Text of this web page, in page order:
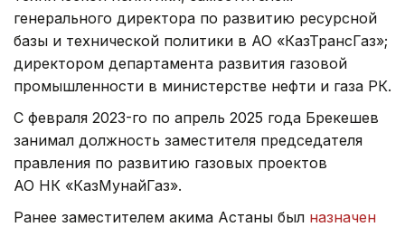
генерального директора по развитию ресурсной
базы и технической политики в АО «КазТрансГаз»;
директором департамента развития газовой
промышленности в министерстве нефти и газа РК.
С февраля 2023-го по апрель 2025 года Брекешев
занимал должность заместителя председателя
правления по развитию газовых проектов
АО НК «КазМунайГаз».
Ранее заместителем акима Астаны был назначен